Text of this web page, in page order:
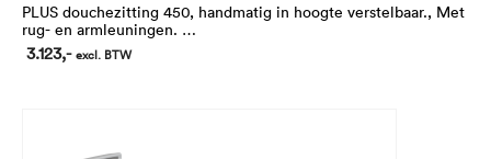
PLUS douchezitting 450, handmatig in hoogte verstelbaar., Met
rug- en armleuningen.
In hoogte 195 mm verstelbaar
3.123,- excl. BTW